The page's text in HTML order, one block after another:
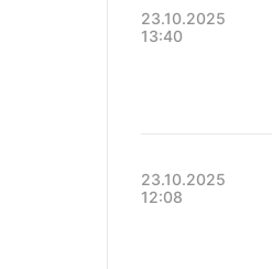
23.10.2025
13:40
23.10.2025
12:08